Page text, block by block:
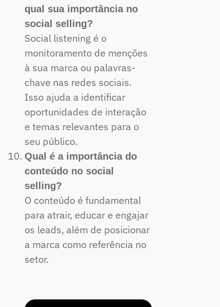
qual sua importância no
social selling?
Social listening é o
monitoramento de menções
à sua marca ou palavras-
chave nas redes sociais.
Isso ajuda a identificar
oportunidades de interação
e temas relevantes para o
seu público.
Qual é a importância do
conteúdo no social
selling?
O conteúdo é fundamental
para atrair, educar e engajar
os leads, além de posicionar
a marca como referência no
setor.